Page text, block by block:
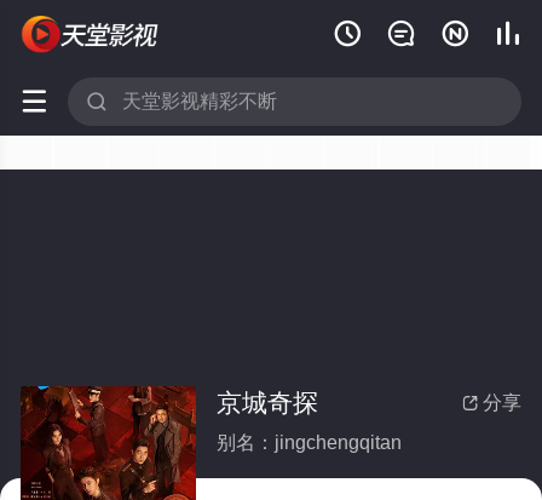
   
 
 分享
京城奇探
别名：jingchengqitan